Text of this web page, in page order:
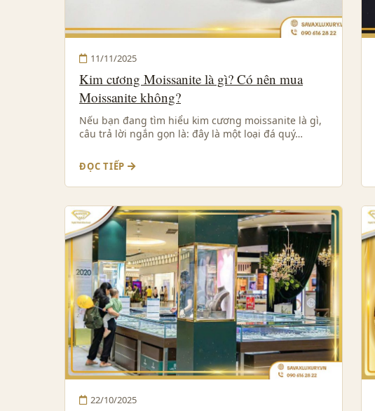
11/11/2025
Kim cương Moissanite là gì? Có nên mua
Moissanite không?
Nếu bạn đang tìm hiểu kim cương moissanite là gì,
câu trả lời ngắn gọn là: đây là một loại đá quý…
ĐỌC TIẾP
22/10/2025